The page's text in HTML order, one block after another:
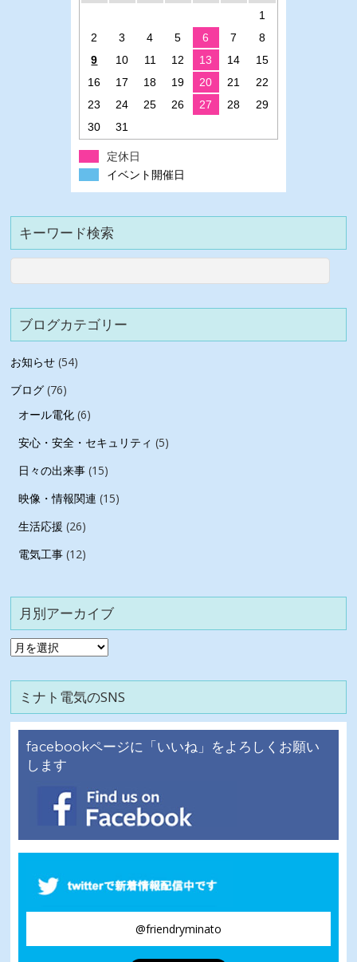
1
2
3 4 5 6 7
8
9
10 11 12 13 14
15
16
17 18 19 20 21
22
23
24 25 26 27 28
29
30
31
定休日
イベント開催日
キーワード検索
ブログカテゴリー
お知らせ (54)
ブログ (76)
オール電化 (6)
安心・安全・セキュリティ (5)
日々の出来事 (15)
映像・情報関連 (15)
生活応援 (26)
電気工事 (12)
月別アーカイブ
月
ア
カ
ミナト電気のSNS
facebookページに「いいね」をよろしくお願い
します
@friendryminato